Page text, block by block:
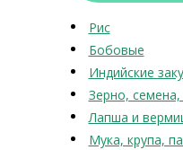
Рис
Бобовые
Индийские
Зерно, семена,
Лапша и
Мука, крупа,